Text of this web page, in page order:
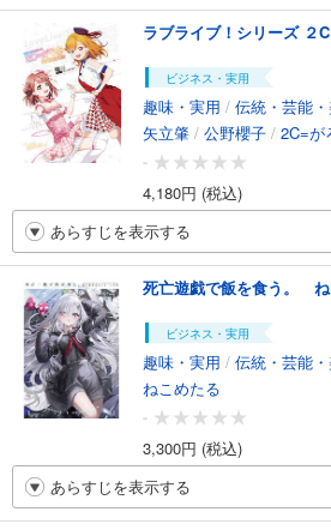
ラブライブ！シリーズ ２
ビジネス・実用
趣味・実用 / 伝統・芸能
矢立肇 / 公野櫻子 / 2C=が
-
4,180円 (税込)
あらすじを表示する
死亡遊戯で飯を食う。
ビジネス・実用
趣味・実用 / 伝統・芸能
ねこめたる
-
3,300円 (税込)
あらすじを表示する